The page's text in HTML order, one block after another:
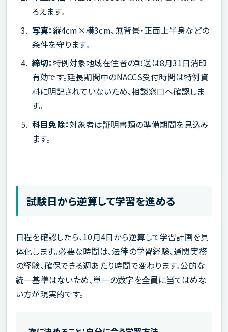
ろえます。
写真：縦4cm×横3cm、無背景・正面上半身などの
条件を守ります。
締切： 特例対象地域在住者の郵送は8月31日消印
有効です。延長期間中のNACCS受付時間は特例資
料に明記されていないため、相談窓口へ確認しま
す。
科目免除：対象者は証明書類の準備期間を見込み
ます。
試験日から逆算して学習を進める
日程を確認したら、10月4日から逆算して学習計画を具
体化します。必要な時間は、法律の学習経験、通関実務
の経験、確保できる週あたり時間で変わります。公的な
統一基準はないため、単一の数字を全員に当てはめな
い方が現実的です。